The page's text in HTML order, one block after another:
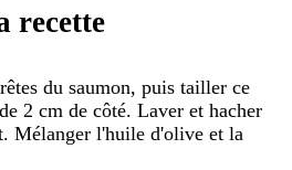
recette
du saumon, puis tailler ce
2 cm de côté. Laver et hacher
Mélanger l'huile d'olive et la